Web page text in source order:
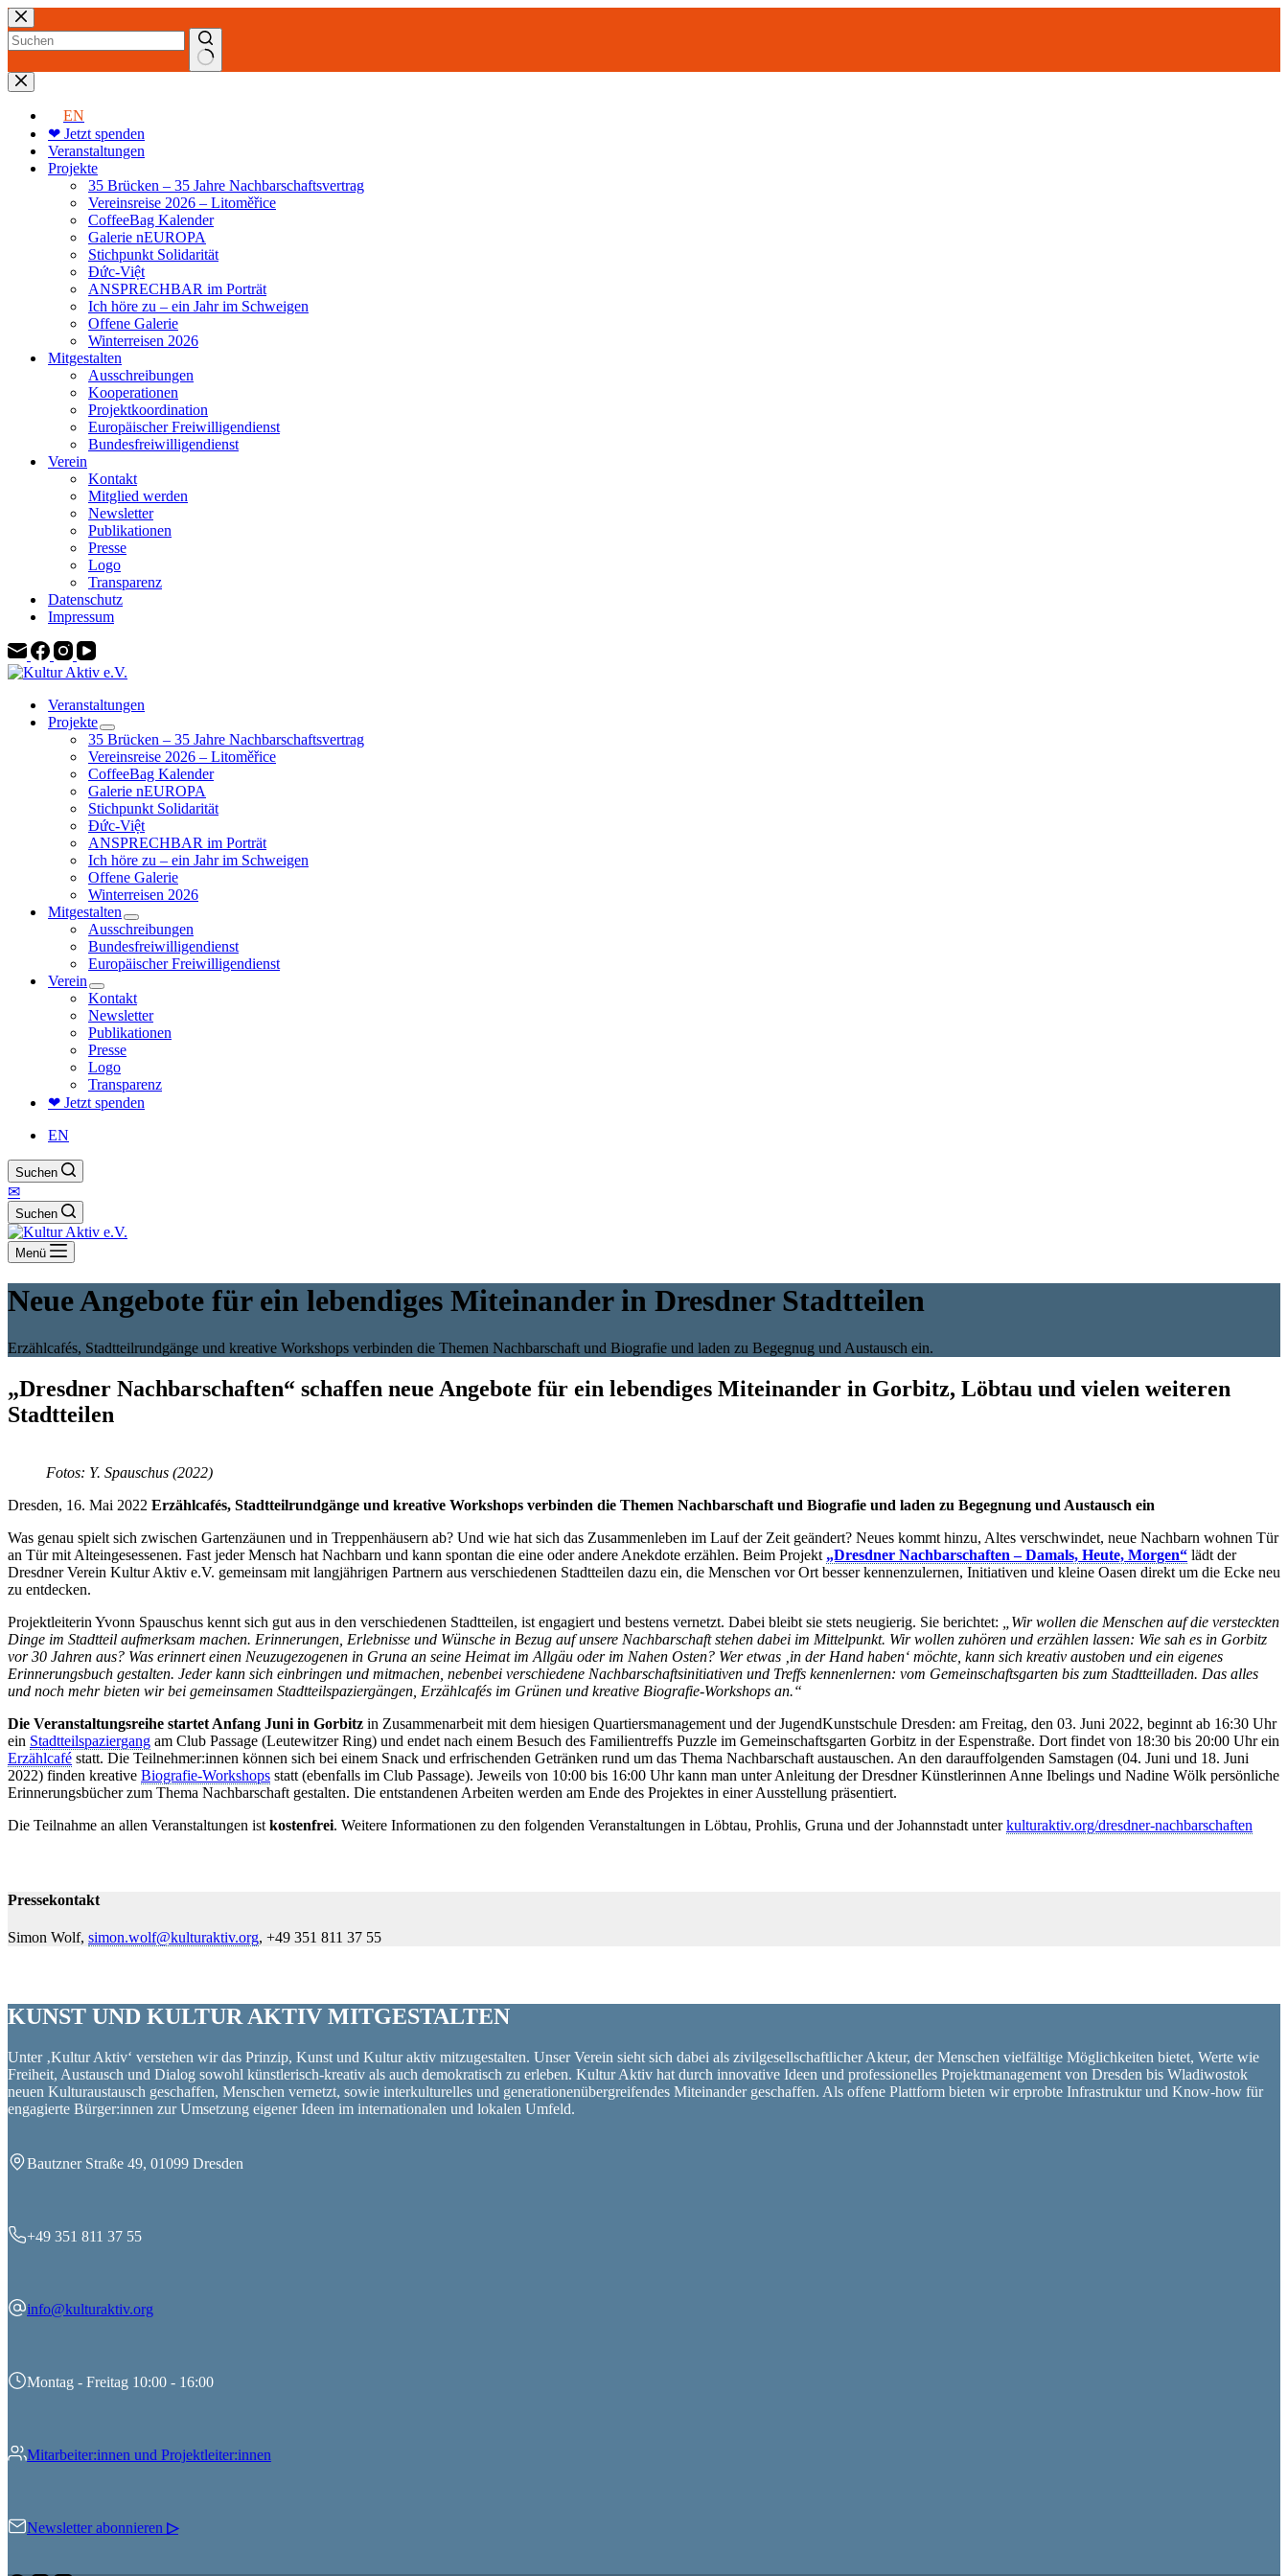
Zum
Inhalt
springen
Keine
Ergebnisse
EN
❤ Jetzt spenden
Veranstaltungen
Projekte
35 Brücken – 35 Jahre Nachbarschaftsvertrag
Vereinsreise 2026 – Litoměřice
CoffeeBag Kalender
Galerie nEUROPA
Stichpunkt Solidarität
Đức-Việt
ANSPRECHBAR im Porträt
Ich höre zu – ein Jahr im Schweigen
Offene Galerie
Winterreisen 2026
Mitgestalten
Ausschreibungen
Kooperationen
Projektkoordination
Europäischer Freiwilligendienst
Bundesfreiwilligendienst
Verein
Kontakt
Mitglied werden
Newsletter
Publikationen
Presse
Logo
Transparenz
Datenschutz
Impressum
Veranstaltungen
Projekte
35 Brücken – 35 Jahre Nachbarschaftsvertrag
Vereinsreise 2026 – Litoměřice
CoffeeBag Kalender
Galerie nEUROPA
Stichpunkt Solidarität
Đức-Việt
ANSPRECHBAR im Porträt
Ich höre zu – ein Jahr im Schweigen
Offene Galerie
Winterreisen 2026
Mitgestalten
Ausschreibungen
Bundesfreiwilligendienst
Europäischer Freiwilligendienst
Verein
Kontakt
Newsletter
Publikationen
Presse
Logo
Transparenz
❤ Jetzt spenden
EN
Suchen
✉
Suchen
Menü
Neue Angebote für ein lebendiges Miteinander in Dresdner Stadtteilen
Erzählcafés, Stadtteilrundgänge und kreative Workshops verbinden die Themen Nachbarschaft und Biografie und laden zu Begegnug und Austausch ein.
„Dresdner Nachbarschaften“ schaffen neue Angebote für ein lebendiges Miteinander in Gorbitz, Löbtau und vielen weiteren
Stadtteilen
Fotos: Y. Spauschus (2022)
Dresden, 16. Mai 2022 Erzählcafés, Stadtteilrundgänge und kreative Workshops verbinden die Themen Nachbarschaft und Biografie und laden zu Begegnung und Austausch ein
Was genau spielt sich zwischen Gartenzäunen und in Treppenhäusern ab? Und wie hat sich das Zusammenleben im Lauf der Zeit geändert? Neues kommt hinzu, Altes verschwindet, neue Nachbarn wohnen Tür
an Tür mit Alteingesessenen. Fast jeder Mensch hat Nachbarn und kann spontan die eine oder andere Anekdote erzählen. Beim Projekt „Dresdner Nachbarschaften – Damals, Heute, Morgen“ lädt der
Dresdner Verein Kultur Aktiv e.V. gemeinsam mit langjährigen Partnern aus verschiedenen Stadtteilen dazu ein, die Menschen vor Ort besser kennenzulernen, Initiativen und kleine Oasen direkt um die Ecke neu
zu entdecken.
Projektleiterin Yvonn Spauschus kennt sich gut aus in den verschiedenen Stadtteilen, ist engagiert und bestens vernetzt. Dabei bleibt sie stets neugierig. Sie berichtet:
„Wir wollen die Menschen auf die versteckten
Dinge im Stadtteil aufmerksam machen. Erinnerungen, Erlebnisse und Wünsche in Bezug auf unsere Nachbarschaft stehen dabei im Mittelpunkt. Wir wollen zuhören und erzählen lassen: Wie sah es in Gorbitz
vor 30 Jahren aus? Was erinnert einen Neuzugezogenen in Gruna an seine Heimat im Allgäu oder im Nahen Osten? Wer etwas ‚in der Hand haben‘ möchte, kann sich kreativ austoben und ein eigenes
Erinnerungsbuch gestalten. Jeder kann sich einbringen und mitmachen, nebenbei verschiedene Nachbarschaftsinitiativen und Treffs kennenlernen: vom Gemeinschaftsgarten bis zum Stadtteilladen. Das alles
und noch mehr bieten wir bei gemeinsamen Stadtteilspaziergängen, Erzählcafés im Grünen und kreative Biografie-Workshops an.“
Die Veranstaltungsreihe startet Anfang Juni in Gorbitz in Zusammenarbeit mit dem hiesigen Quartiersmanagement und der JugendKunstschule Dresden: am Freitag, den 03. Juni 2022, beginnt ab 16:30 Uhr
ein Stadtteilspaziergang am Club Passage (Leutewitzer Ring) und endet nach einem Besuch des Familientreffs Puzzle im Gemeinschaftsgarten Gorbitz in der Espenstraße. Dort findet von 18:30 bis 20:00 Uhr ein
Erzählcafé statt. Die Teilnehmer:innen können sich bei einem Snack und erfrischenden Getränken rund um das Thema Nachbarschaft austauschen. An den darauffolgenden Samstagen (04. Juni und 18. Juni
2022) finden kreative Biografie-Workshops statt (ebenfalls im Club Passage). Jeweils von 10:00 bis 16:00 Uhr kann man unter Anleitung der Dresdner Künstlerinnen Anne Ibelings und Nadine Wölk persönliche
Erinnerungsbücher zum Thema Nachbarschaft gestalten. Die entstandenen Arbeiten werden am Ende des Projektes in einer Ausstellung präsentiert.
Die Teilnahme an allen Veranstaltungen ist kostenfrei. Weitere Informationen zu den folgenden Veranstaltungen in Löbtau, Prohlis, Gruna und der Johannstadt unterkulturaktiv.org/dresdner-nachbarschaften
Pressekontakt
Simon Wolf, simon.wolf@kulturaktiv.org, +49 351 811 37 55
KUNST UND KULTUR AKTIV MITGESTALTEN
Unter ‚Kultur Aktiv‘ verstehen wir das Prinzip, Kunst und Kultur aktiv mitzugestalten. Unser Verein sieht sich dabei als zivilgesellschaftlicher Akteur, der Menschen vielfältige Möglichkeiten bietet, Werte wie
Freiheit, Austausch und Dialog sowohl künstlerisch-kreativ als auch demokratisch zu erleben. Kultur Aktiv hat durch innovative Ideen und professionelles Projektmanagement von Dresden bis Wladiwostok
neuen Kulturaustausch geschaffen, Menschen vernetzt, sowie interkulturelles und generationenübergreifendes Miteinander geschaffen. Als offene Plattform bieten wir erprobte Infrastruktur und Know-how für
engagierte Bürger:innen zur Umsetzung eigener Ideen im internationalen und lokalen Umfeld.
Bautzner Straße 49, 01099 Dresden
+49 351 811 37 55
info@kulturaktiv.org
Montag - Freitag 10:00 - 16:00
Mitarbeiter:innen und Projektleiter:innen
Newsletter abonnieren ▷